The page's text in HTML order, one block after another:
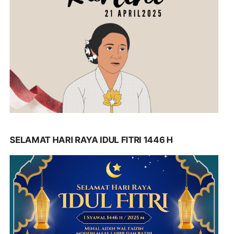
SELAMAT HARI RAYA IDUL FITRI 1446 H